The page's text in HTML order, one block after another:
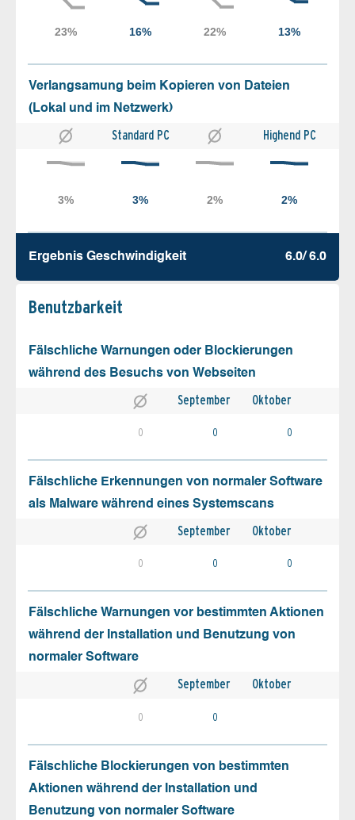
Verlangsamung beim Kopieren von Dateien
(Lokal und im Netzwerk)
Standard PC Highend PC
Ergebnis Geschw­indigkeit 6.0/ 6.0
Benutz­barkeit
Fälschliche Warnungen oder Blockierungen
während des Besuchs von Webseiten
September Oktober
0 0 0
Fälschliche Erkennungen von normaler Software
als Malware während eines Systemscans
September Oktober
0 0 0
Fälschliche Warnungen vor bestimmten Aktionen
während der Installation und Benutzung von
normaler Software
September Oktober
0 0
Fälschliche Blockierungen von bestimmten
Aktionen während der Installation und
Benutzung von normaler Software